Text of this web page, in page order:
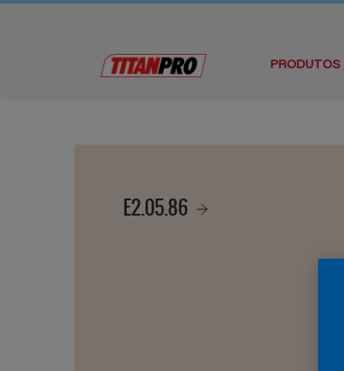
PRODUTOS
E2.05.86